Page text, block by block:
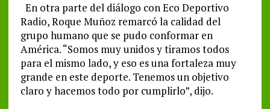
En otra parte del diálogo con Eco Deportivo
Radio, Roque Muñoz remarcó la calidad del
grupo humano que se pudo conformar en
América. “Somos muy unidos y tiramos todos
para el mismo lado, y eso es una fortaleza muy
grande en este deporte. Tenemos un objetivo
claro y hacemos todo por cumplirlo”, dijo.